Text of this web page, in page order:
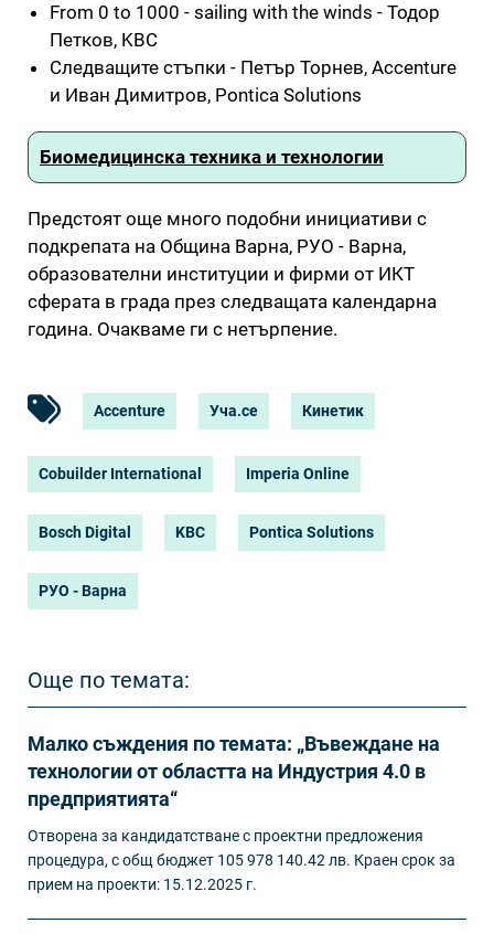
From 0 to 1000 - sailing with the winds - Тодор
Петков, KBC
Следващите стъпки - Петър Торнев, Accenture
и Иван Димитров, Pontica Solutions
Биомедицинска техника и технологии
Предстоят още много подобни инициативи с
подкрепата на Община Варна, РУО - Варна,
образователни институции и фирми от ИКТ
сферата в града през следващата календарна
година. Очакваме ги с нетърпение.
Accenture Уча.се Кинетик
Cobuilder International Imperia Online
Bosch Digital KBC Pontica Solutions
РУО - Варна
Още по темата:
Малко съждения по темата: „Въвеждане на
технологии от областта на Индустрия 4.0 в
предприятията“
Отворена за кандидатстване с проектни предложения
процедура, с общ бюджет 105 978 140.42 лв. Краен срок за
прием на проекти: 15.12.2025 г.